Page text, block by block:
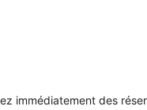
immédiatement des